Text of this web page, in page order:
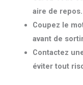
aire de repos.
Coupez le moteur et mettez le gilet de sécurité
avant de
Contactez une assistance professionnelle pour
éviter tout